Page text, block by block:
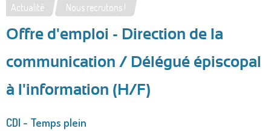
Vous
êtes
ici
Actualité Nous recrutons !
Offre d'emploi - Direction de la
communication / Délégué épiscopal
à l'information (H/F)
CDI - Temps plein